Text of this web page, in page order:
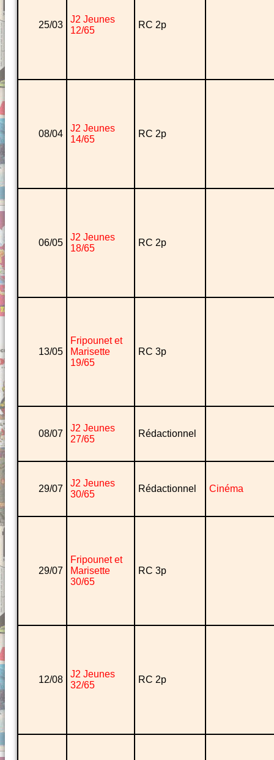
25/03
J2 Jeunes
12/65
RC 2p
08/04
J2 Jeunes
14/65
RC 2p
06/05
J2 Jeunes
18/65
RC 2p
13/05
Fripounet et
Marisette
19/65
RC 3p
08/07
J2 Jeunes
27/65
Rédactionnel
29/07
J2 Jeunes
30/65
Rédactionnel Cinéma
29/07
Fripounet et
Marisette
30/65
RC 3p
12/08
J2 Jeunes
32/65
RC 2p